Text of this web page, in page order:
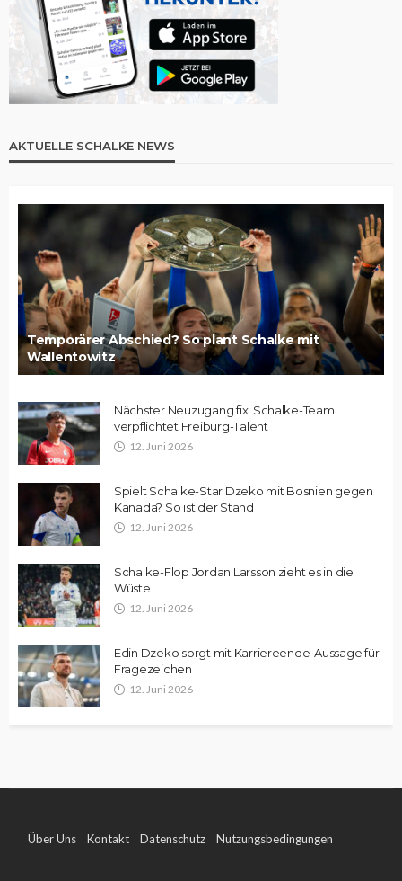
AKTUELLE SCHALKE NEWS
Temporärer Abschied? So plant Schalke mit
Wallentowitz
Nächster Neuzugang fix: Schalke-Team
verpflichtet Freiburg-Talent
12. Juni 2026
Spielt Schalke-Star Dzeko mit Bosnien gegen
Kanada? So ist der Stand
12. Juni 2026
Schalke-Flop Jordan Larsson zieht es in die
Wüste
12. Juni 2026
Edin Dzeko sorgt mit Karriereende-Aussage für
Fragezeichen
12. Juni 2026
Über Uns Kontakt Datenschutz Nutzungsbedingungen